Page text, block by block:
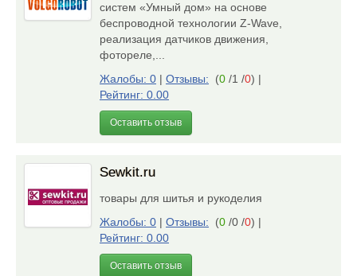
систем «Умный дом» на основе
беспроводной технологии Z-Wave,
реализация датчиков движения,
фотореле,...
Жалобы: 0 | Отзывы: (0 /1 /0) |
Рейтинг: 0.00
Оставить отзыв
Sewkit.ru
товары для шитья и рукоделия
Жалобы: 0 | Отзывы: (0 /0 /0) |
Рейтинг: 0.00
Оставить отзыв